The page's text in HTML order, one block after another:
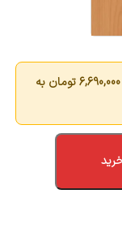
6,690,000تومان به